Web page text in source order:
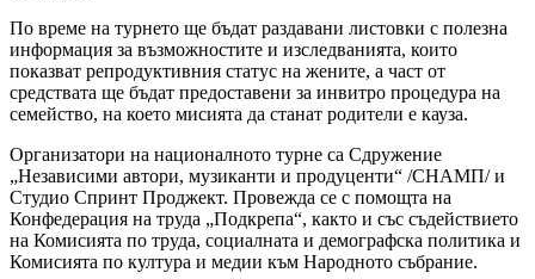
По време на турнето ще бъдат раздавани листовки с полезна
информация за възможностите и изследванията, които
показват репродуктивния статус на жените, а част от
средствата ще бъдат предоставени за инвитро процедура на
семейство, на което мисията да станат родители е кауза.
Организатори на националното турне са Сдружение
„Независими автори, музиканти и продуценти“ /СНАМП/ и
Студио Спринт Проджект. Провежда се с помощта на
Конфедерация на труда „Подкрепа“, както и със съдействието
на Комисията по труда, социалната и демографска политика и
Комисията по култура и медии към Народното събрание.